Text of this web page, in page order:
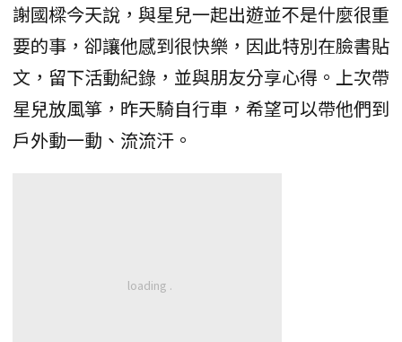
謝國樑今天說，與星兒一起出遊並不是什麼很重
要的事，卻讓他感到很快樂，因此特別在臉書貼
文，留下活動紀錄，並與朋友分享心得。上次帶
星兒放風箏，昨天騎自行車，希望可以帶他們到
戶外動一動、流流汗。